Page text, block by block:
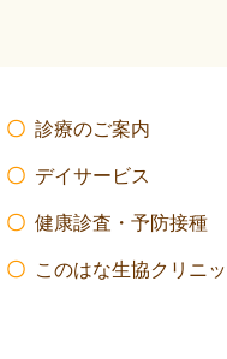
診療のご案内
デイサービス
健康診査・予防接種
このはな生協クリニ